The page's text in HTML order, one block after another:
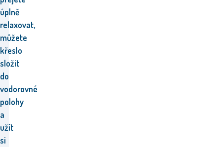
úplně
relaxovat,
můžete
křeslo
složit
do
vodorovné
polohy
a
užít
si